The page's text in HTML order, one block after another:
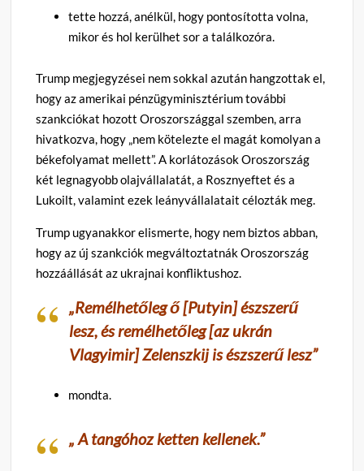
tette hozzá, anélkül, hogy pontosította volna,
mikor és hol kerülhet sor a találkozóra.
Trump megjegyzései nem sokkal azután hangzottak el,
hogy az amerikai pénzügyminisztérium további
szankciókat hozott Oroszországgal szemben, arra
hivatkozva, hogy „nem kötelezte el magát komolyan a
békefolyamat mellett”. A korlátozások Oroszország
két legnagyobb olajvállalatát, a Rosznyeftet és a
Lukoilt, valamint ezek leányvállalatait célozták meg.
Trump ugyanakkor elismerte, hogy nem biztos abban,
hogy az új szankciók megváltoztatnák Oroszország
hozzáállását az ukrajnai konfliktushoz.
„Remélhetőleg ő [Putyin] észszerű
lesz, és remélhetőleg [az ukrán
Vlagyimir] Zelenszkij is észszerű lesz”
mondta.
„ A tangóhoz ketten kellenek.”